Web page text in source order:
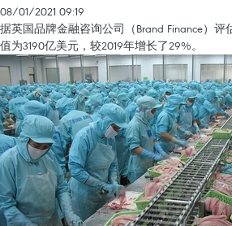
08/01/2021 09:19
据英国品牌金融咨询公司（Brand Finance）
值为3190亿美元，较2019年增长了29%。